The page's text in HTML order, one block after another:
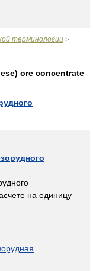
терминологии >
ore concentrate
на единицу